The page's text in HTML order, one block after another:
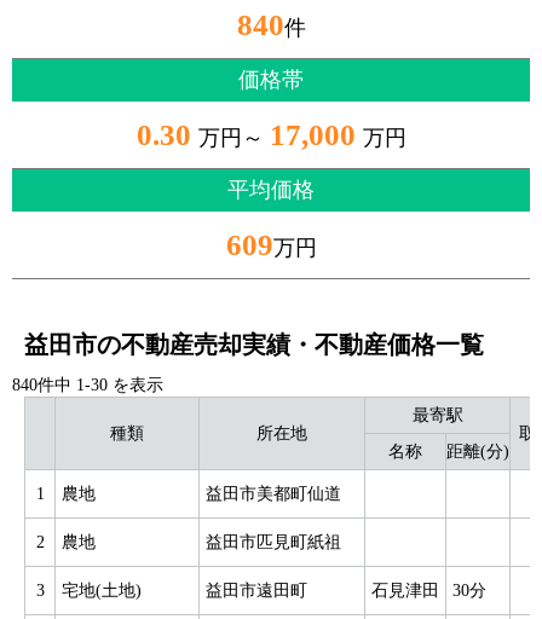
840件
価格帯
0.30 万円～ 17,000 万円
平均価格
609万円
益田市の不動産売却実績・不動産価格一覧
840件中 1-30 を表示
種類 所在地
最寄駅
取
名称
距離(分)
1 農地 益田市美都町仙道
2 農地 益田市匹見町紙祖
3 宅地(土地) 益田市遠田町 石見津田 30分